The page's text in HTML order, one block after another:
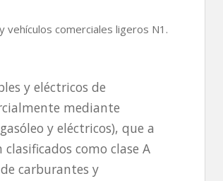
comerciales ligeros N1.
y eléctricos de
mediante
y eléctricos), que a
como clase A
carburantes y